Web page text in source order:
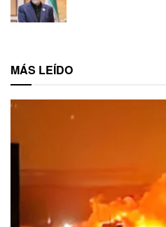
MÁS LEÍDO